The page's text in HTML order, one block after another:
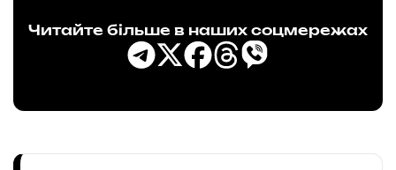
Читайте більше в наших соцмережах